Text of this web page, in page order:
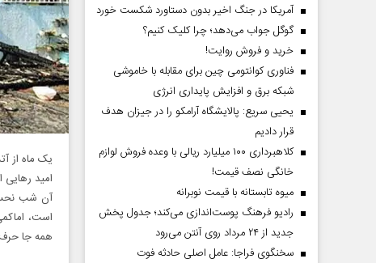
امید رهایی
است،
همه جا حرف
آمریکا در جنگ اخیر بدون دستاورد شکست خورد
گوگل جواب می‌دهد؛ چرا کلیک کنیم؟
خرید و فروش روایت!
فناوری کوانتومی چین برای مقابله با خاموشی
شبکه برق و افزایش پایداری انرژی
یحیی سریع: پالایشگاه آرامکو را در جیزان هدف
قرار دادیم
کلاهبرداری ۱۰۰ میلیارد ریالی با وعده فروش لوازم
خانگی نصف قیمت!
میوه تابستانه با قیمت نوبرانه
رادیو فرهنگ پوست‌اندازی می‌کند؛ جدول پخش
جدید از ۲۴ مرداد روی آنتن می‌رود
سخنگوی فراجا: عامل اصلی حادثه فوت